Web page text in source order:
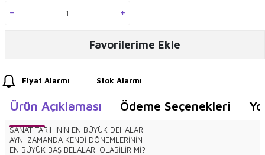
Favorilerime Ekle
Fiyat Alarmı Stok Alarmı
Ürün Açıklaması Ödeme Seçenekleri
SANAT TARİHİNİN EN BÜYÜK DEHALARI
AYNI ZAMANDA KENDİ DÖNEMLERİNİN
EN BÜYÜK BAŞ BELALARI OLABİLİR Mİ?